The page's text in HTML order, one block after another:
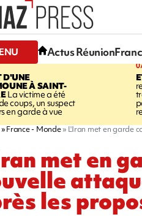
Actus Réunion
D'UNE
À SAINT-
La victime a été
coups, un suspect
en garde à vue
France - Monde L'Iran met en garde
met en
les